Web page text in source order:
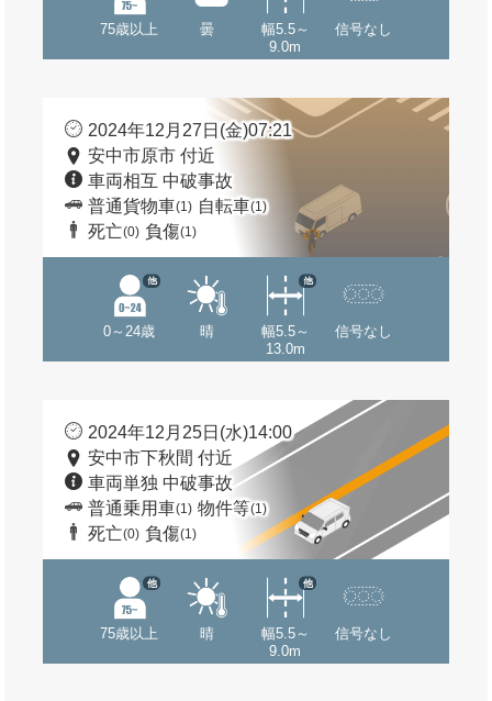
75歳以上 曇
幅5.5～
9.0m
信号なし
2024年12月27日(金)07:21
安中市原市 付近
車両相互 中破事故
普通貨物車(1) 自転車(1)
死亡(0) 負傷(1)
0～24歳
他
晴
幅5.5～
13.0m
他
信号なし
2024年12月25日(水)14:00
安中市下秋間 付近
車両単独 中破事故
普通乗用車(1) 物件等(1)
死亡(0) 負傷(1)
75歳以上
他
晴
幅5.5～
9.0m
他
信号なし